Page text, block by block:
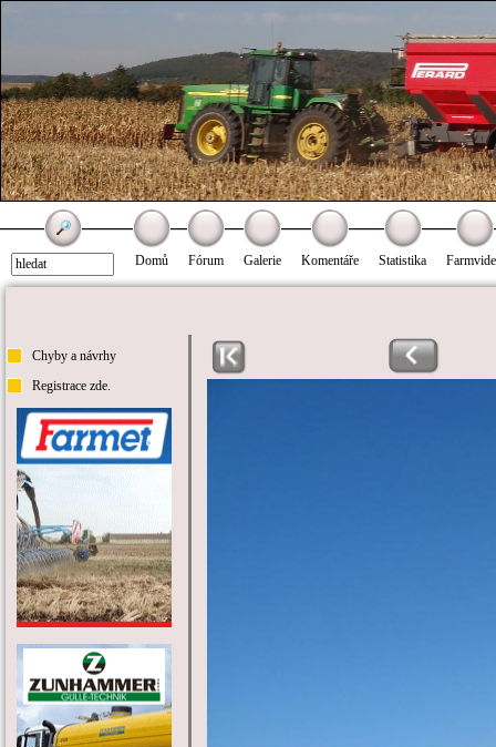
Domů Fórum Galerie Komentáře Statistika
Chyby a návrhy
Registrace zde.